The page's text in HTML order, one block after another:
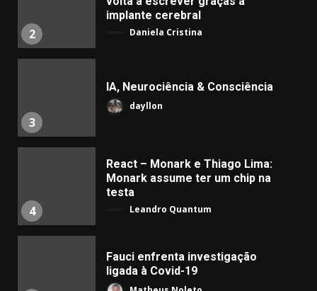
2
implante cerebral
Daniela Cristina
3
IA, Neurociência & Consciência
dayllon
4
React – Monark e Thiago Lima:
Monark assume ter um chip na
testa
Leandro Quantum
Fauci enfrenta investigação
ligada à Covid-19